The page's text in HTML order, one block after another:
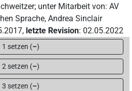
; unter Mitarbeit von: AV
Sprache, Andrea Sinclair
, letzte Revision: 02.05.2022
setzen (–)
setzen (–)
setzen (–)